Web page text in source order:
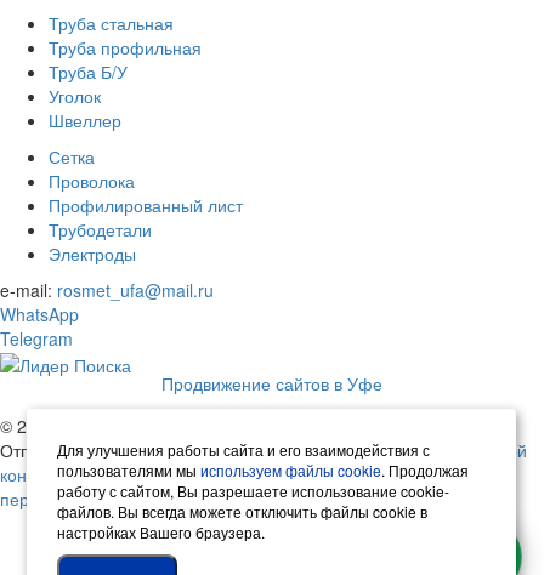
Труба стальная
Труба профильная
Труба Б/У
Уголок
Швеллер
Сетка
Проволока
Профилированный лист
Трубодетали
Электроды
e-mail: rosmet_ufa@mail.ru
WhatsApp
Telegram
Для улучшения работы сайта и его взаимодействия с
пользователями мыиспользуем файлы cookie. Продолжая
работу с сайтом, Вы разрешаете использование cookie-
файлов. Вы всегда можете отключить файлы cookie в
настройках Вашего браузера.
Продвижение сайтов в Уфе
© 2026 Русметалл | Все права защищены
Отправляя любую форму на сайте, вы соглашаетесь с
политикой
конфиденциальности данного сайта.Согласие на обработку
персональных данных.